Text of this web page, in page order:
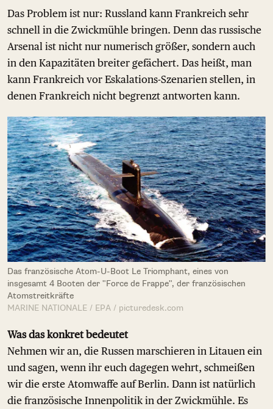
Das Problem ist nur: Russland kann Frankreich sehr
schnell in die Zwickmühle bringen. Denn das russische
Arsenal ist nicht nur numerisch größer, sondern auch
in den Kapazitäten breiter gefächert. Das heißt, man
kann Frankreich vor Eskalations-Szenarien stellen, in
denen Frankreich nicht begrenzt antworten kann.
Das französische Atom-U-Boot Le Triomphant, eines von
insgesamt 4 Booten der "Force de Frappe", der französischen
Atomstreitkräfte
MARINE NATIONALE / EPA / picturedesk.com
Was das konkret bedeutet
Nehmen wir an, die Russen marschieren in Litauen ein
und sagen, wenn ihr euch dagegen wehrt, schmeißen
wir die erste Atomwaffe auf Berlin. Dann ist natürlich
die französische Innenpolitik in der Zwickmühle. Es